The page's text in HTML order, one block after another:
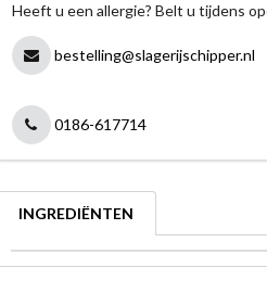
Heeft u een allergie? Belt u tijdens
bestelling@slagerijschipper.nl
0186-617714
INGREDIËNTEN